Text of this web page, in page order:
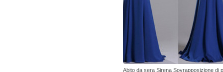
Abito da sera Sirena Sovrapposizione di